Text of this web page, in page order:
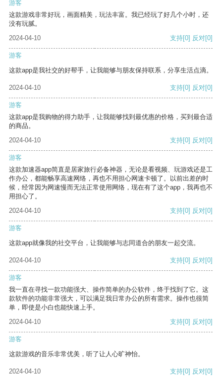
游客
这款游戏非常好玩，画面精美，玩法丰富。我已经玩了好几个小时，还
没有玩腻。
2024-04-10
支持[0] 反对[0]
游客
这款app是我社交的好帮手，让我能够与朋友保持联系，分享生活点滴。
2024-04-10 支持[0] 反对[0]
游客
这款app是我购物的得力助手，让我能够找到最优惠的价格，买到最合适
的商品。
2024-04-10
支持[0] 反对[0]
游客
这款加速器app简直是居家旅行必备神器，无论是看视频、玩游戏还是工
作办公，都能畅享高速网络，再也不用担心网速卡顿了。以前出差的时
候，经常因为网速慢而无法正常使用网络，现在有了这个app，我再也不
用担心了。
2024-04-10
支持[0] 反对[0]
游客
这款app就像我的社交平台，让我能够与志同道合的朋友一起交流。
2024-04-10 支持[0] 反对[0]
游客
我一直在寻找一款功能强大、操作简单的办公软件，终于找到了它。这
款软件的功能非常强大，可以满足我日常办公的所有需求。操作也很简
单，即使是小白也能快速上手。
2024-04-10
支持[0] 反对[0]
游客
这款游戏的音乐非常优美，听了让人心旷神怡。
2024-04-10 支持[0] 反对[0]